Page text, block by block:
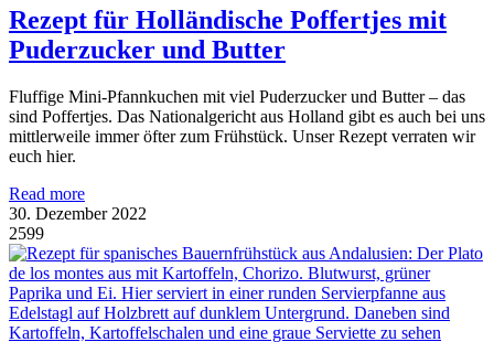
Rezept für Holländische Poffertjes mit
Puderzucker und Butter
Fluffige Mini-Pfannkuchen mit viel Puderzucker und Butter – das
sind Poffertjes. Das Nationalgericht aus Holland gibt es auch bei uns
mittlerweile immer öfter zum Frühstück. Unser Rezept verraten wir
euch hier.
Read more
30. Dezember 2022
2599